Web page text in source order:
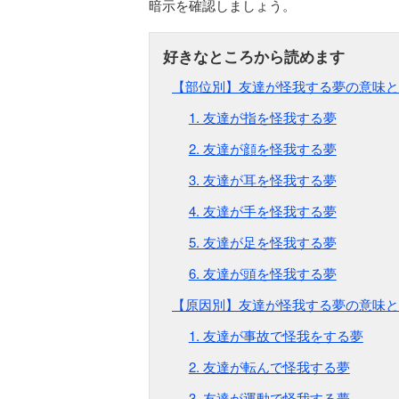
暗示を確認しましょう。
【部位別】友達が怪我する夢の意味
1. 友達が指を怪我する夢
2. 友達が顔を怪我する夢
3. 友達が耳を怪我する夢
4. 友達が手を怪我する夢
5. 友達が足を怪我する夢
6. 友達が頭を怪我する夢
【原因別】友達が怪我する夢の意味
1. 友達が事故で怪我をする夢
2. 友達が転んで怪我する夢